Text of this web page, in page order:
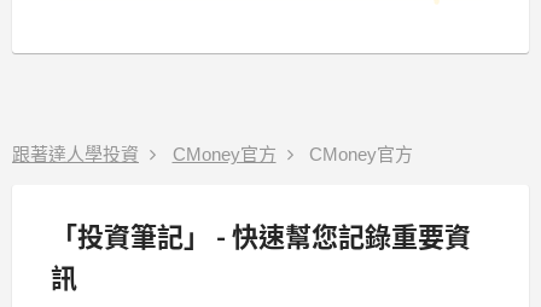
跟著達人學投資 CMoney官方 CMoney官方
「投資筆記」 - 快速幫您記錄重要資
訊